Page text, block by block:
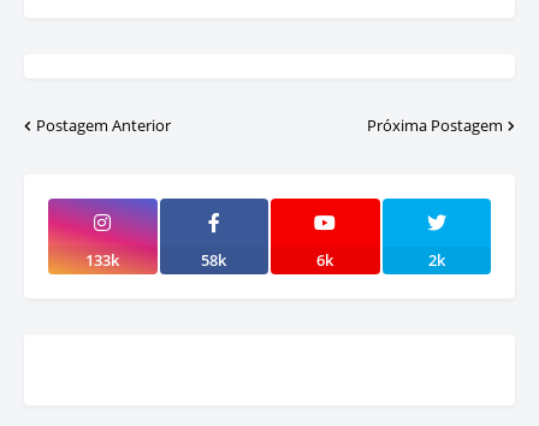
Postagem Anterior Próxima Postagem
133k 58k 6k 2k